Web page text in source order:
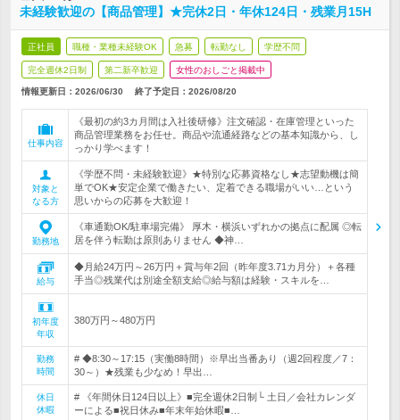
未経験歓迎の【商品管理】★完休2日・年休124日・残業月15H
正社員 職種・業種未経験OK 急募 転勤なし 学歴不問
完全週休2日制 第二新卒歓迎 女性のおしごと掲載中
情報更新日：2026/06/30 終了予定日： 2026/08/20
仕事内容
《最初の約3カ月間は入社後研修》注文確認・在庫管理といった
商品管理業務をお任せ。商品や流通経路などの基本知識から、し
っかり学べます！
対象と
なる方
《学歴不問・未経験歓迎》★特別な応募資格なし★志望動機は簡
単でOK★安定企業で働きたい、定着できる職場がいい…という
思いからの応募を大歓迎！
勤務地
《車通勤OK/駐車場完備》 厚木・横浜いずれかの拠点に配属 ◎転
居を伴う転勤は原則ありません ◆神…
給与
◆月給24万円～26万円＋賞与年2回（昨年度3.71カ月分）＋各種
手当◎残業代は別途全額支給◎給与額は経験・スキルを…
初年度
年収
380万円～480万円
勤務
時間
# ◆8:30～17:15（実働8時間）※早出当番あり（週2回程度／7：
30～）★残業も少なめ！早出…
休日
休暇
# 《年間休日124日以上》■完全週休2日制└ 土日／会社カレンダ
ーによる■祝日休み■年末年始休暇■…